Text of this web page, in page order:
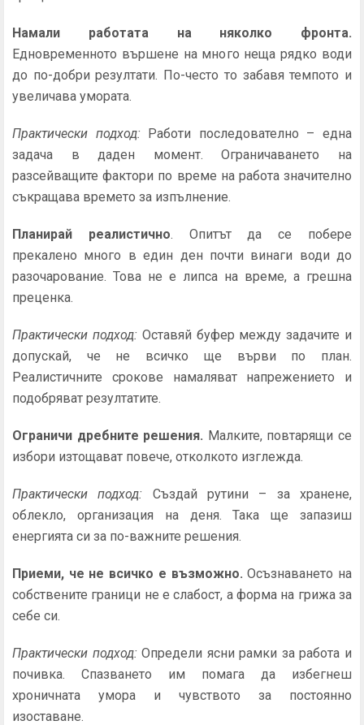
Намали работата на няколко фронта.
Едновременното вършене на много неща рядко води
до по-добри резултати. По-често то забавя темпото и
увеличава умората.
Практически подход: Работи последователно – една
задача в даден момент. Ограничаването на
разсейващите фактори по време на работа значително
съкращава времето за изпълнение.
Планирай реалистично. Опитът да се побере
прекалено много в един ден почти винаги води до
разочарование. Това не е липса на време, а грешна
преценка.
Практически подход: Оставяй буфер между задачите и
допускай, че не всичко ще върви по план.
Реалистичните срокове намаляват напрежението и
подобряват резултатите.
Ограничи дребните решения. Малките, повтарящи се
избори изтощават повече, отколкото изглежда.
Практически подход: Създай рутини – за хранене,
облекло, организация на деня. Така ще запазиш
енергията си за по-важните решения.
Приеми, че не всичко е възможно. Осъзнаването на
собствените граници не е слабост, а форма на грижа за
себе си.
Практически подход: Определи ясни рамки за работа и
почивка. Спазването им помага да избегнеш
хроничната умора и чувството за постоянно
изоставане.